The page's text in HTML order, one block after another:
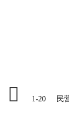
 1-20 民